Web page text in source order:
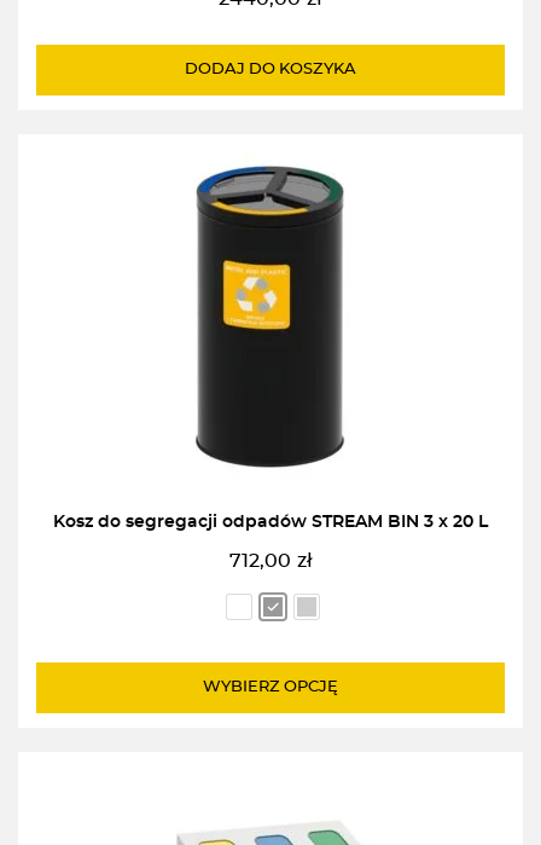
DODAJ DO KOSZYKA
Kosz do segregacji odpadów STREAM BIN 3 x 20 L
712,00 zł
WYBIERZ OPCJĘ